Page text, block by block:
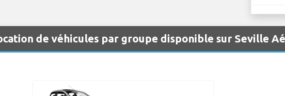
de véhicules par groupe disponible sur Seville